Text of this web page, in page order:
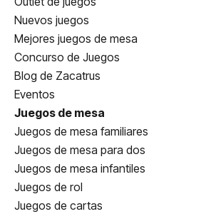
Nuevos juegos
Mejores juegos de mesa
Concurso de Juegos
Blog de Zacatrus
Eventos
Juegos de mesa
Juegos de mesa familiares
Juegos de mesa para dos
Juegos de mesa infantiles
Juegos de rol
Juegos de cartas